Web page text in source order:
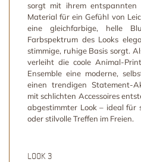
sorgt mit ihrem entspannten
Material für ein Gefühl von
eine gleichfarbige, helle
Farbspektrum des Looks
stimmige, ruhige Basis sorgt.
verleiht die coole Animal-
Ensemble eine moderne,
einen trendigen Statement-
mit schlichten Accessoires
abgestimmter Look – ideal für
oder stilvolle Treffen im Freien.
LOOK 3